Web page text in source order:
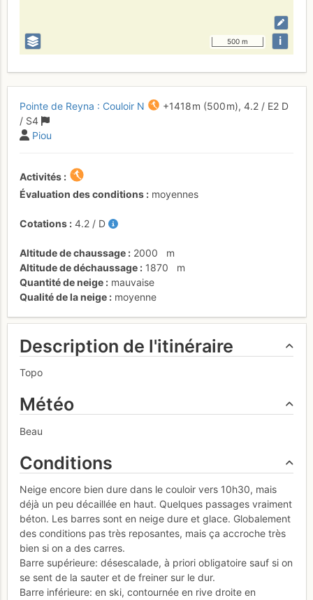
500 m i
Pointe de Reyna : Couloir N +1418 m (500 m), 4.2 / E2 D
/ S4
Piou
Activités
Évaluation des conditions
moyennes
Cotations 4.2 / D
Altitude de chaussage 2000
m
Altitude de déchaussage
1870
m
Quantité de neige
mauvaise
Qualité de la neige
moyenne
Description de l'itinéraire
Topo
Météo
Beau
Conditions
Neige encore bien dure dans le couloir vers 10h30, mais
déjà un peu décaillée en haut. Quelques passages vraiment
béton. Les barres sont en neige dure et glace. Globalement
des conditions pas très reposantes, mais ça accroche très
bien si on a des carres.
Barre supérieure: désescalade, à priori obligatoire sauf si on
se sent de la sauter et de freiner sur le dur.
Barre inférieure: en ski, contournée en rive droite en